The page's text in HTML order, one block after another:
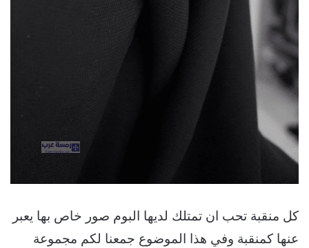
كل منقبة تحب ان تمتلك لديها البوم صور خاص بها يعبر
عنها كمنقبة وفي هذا الموضوع جمعنا لكم مجموعة